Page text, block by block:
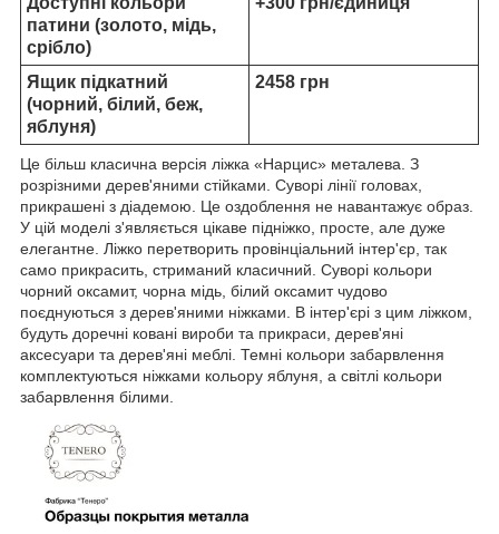
патини (золото, мідь,
срібло)
Ящик підкатний
(чорний, білий, беж,
яблуня)
2458 грн
Це більш класична версія ліжка «Нарцис» металева. З
розрізними дерев'яними стійками. Суворі лінії головах,
прикрашені з діадемою. Це оздоблення не навантажує образ.
У цій моделі з'являється цікаве підніжко, просте, але дуже
елегантне. Ліжко перетворить провінціальний інтер'єр, так
само прикрасить, стриманий класичний. Суворі кольори
чорний оксамит, чорна мідь, білий оксамит чудово
поєднуються з дерев'яними ніжками. В інтер'єрі з цим ліжком,
будуть доречні ковані вироби та прикраси, дерев'яні
аксесуари та дерев'яні меблі. Темні кольори забарвлення
комплектуються ніжками кольору яблуня, а світлі кольори
забарвлення білими.